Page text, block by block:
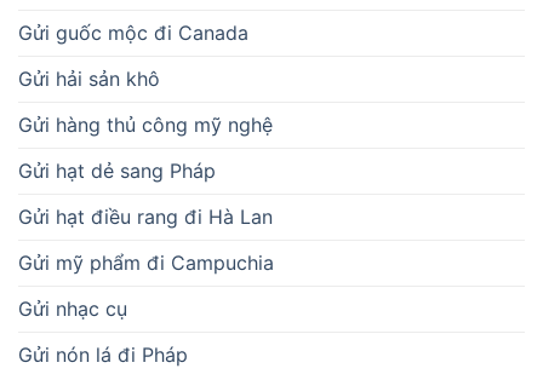
Gửi guốc mộc đi Canada
Gửi hải sản khô
Gửi hàng thủ công mỹ nghệ
Gửi hạt dẻ sang Pháp
Gửi hạt điều rang đi Hà Lan
Gửi mỹ phẩm đi Campuchia
Gửi nhạc cụ
Gửi nón lá đi Pháp